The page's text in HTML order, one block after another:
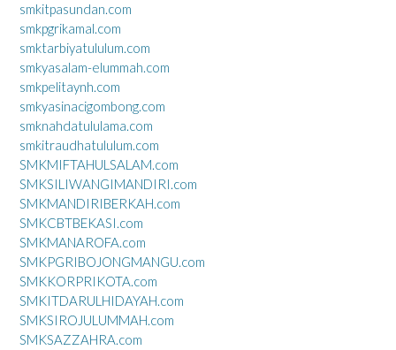
smkitpasundan.com
smkpgrikamal.com
smktarbiyatululum.com
smkyasalam-elummah.com
smkpelitaynh.com
smkyasinacigombong.com
smknahdatululama.com
smkitraudhatululum.com
SMKMIFTAHULSALAM.com
SMKSILIWANGIMANDIRI.com
SMKMANDIRIBERKAH.com
SMKCBTBEKASI.com
SMKMANAROFA.com
SMKPGRIBOJONGMANGU.com
SMKKORPRIKOTA.com
SMKITDARULHIDAYAH.com
SMKSIROJULUMMAH.com
SMKSAZZAHRA.com